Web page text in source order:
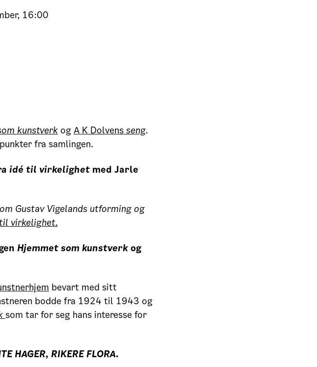
16:00
kunstverk og A K Dolvens seng.
fra samlingen.
idé til virkelighet med Jarle
Gustav Vigelands utforming og
virkelighet.
Hjemmet som kunstverk og
bevart med sitt
bodde fra 1924 til 1943 og
som tar for seg hans interesse for
HAGER, RIKERE FLORA.